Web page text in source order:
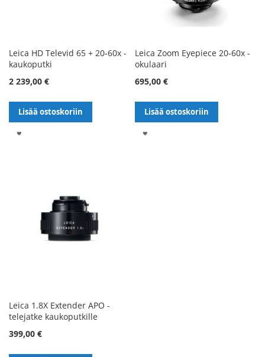
Leica HD Televid 65 + 20-60x -
kaukoputki
2 239,00 €
Lisää ostoskoriin
Leica Zoom Eyepiece 20-60x -
okulaari
695,00 €
Lisää ostoskoriin
Leica 1.8X Extender APO -
telejatke kaukoputkille
399,00 €